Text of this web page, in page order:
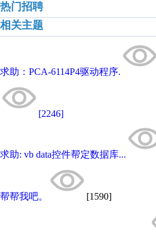
热门招聘
相关主题
求助：PCA-6114P4驱动程序.
[2246]
求助: vb data控件帮定数据库...
帮帮我吧。 [1590]